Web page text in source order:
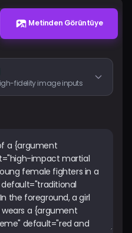
Metinden Görüntüye
fidelity image inputs